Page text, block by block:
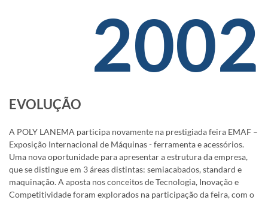
2002
EVOLUÇÃO
A POLY LANEMA participa novamente na prestigiada feira EMAF –
Exposição Internacional de Máquinas - ferramenta e acessórios.
Uma nova oportunidade para apresentar a estrutura da empresa,
que se distingue em 3 áreas distintas: semiacabados, standard e
maquinação. A aposta nos conceitos de Tecnologia, Inovação e
Competitividade foram explorados na participação da feira, com o